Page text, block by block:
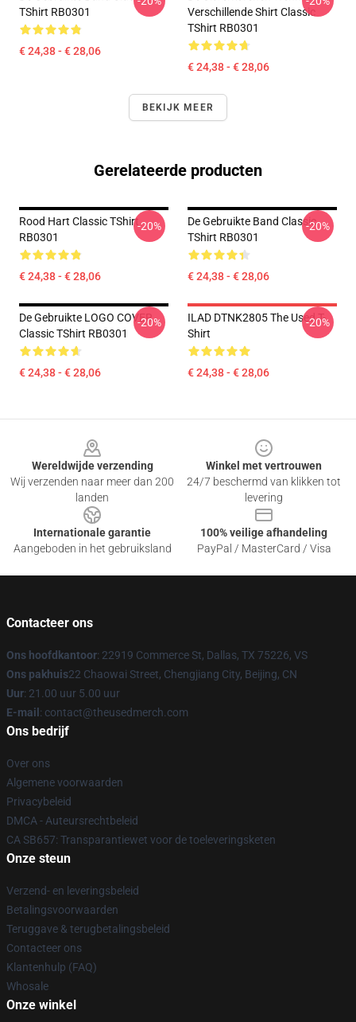
TShirt RB0301
€ 24,38 - € 28,06
Verschillende Shirt Classic
TShirt RB0301
€ 24,38 - € 28,06
BEKIJK MEER
Gerelateerde producten
Rood Hart Classic TShirt
RB0301
€ 24,38 - € 28,06
-20%
De Gebruikte Band Classic
TShirt RB0301
€ 24,38 - € 28,06
-20%
De Gebruikte LOGO COVER
Classic TShirt RB0301
€ 24,38 - € 28,06
-20%
ILAD DTNK2805 The Used T-
Shirt
€ 24,38 - € 28,06
-20%
Wereldwijde verzending
Wij verzenden naar meer dan 200
landen
Winkel met vertrouwen
24/7 beschermd van klikken tot
levering
Internationale garantie
Aangeboden in het gebruiksland
100% veilige afhandeling
PayPal / MasterCard / Visa
Contacteer ons
Ons hoofdkantoor: 22919 Commerce St, Dallas, TX 75226, VS
Ons pakhuis22 Chaowai Street, Chengjiang City, Beijing, CN
Uur: 21.00 uur 5.00 uur
E-mail : contact@theusedmerch.com
Ons bedrijf
Over ons
Algemene voorwaarden
Privacybeleid
DMCA - Auteursrechtbeleid
CA SB657: Transparantiewet voor de toeleveringsketen
Onze steun
Verzend- en leveringsbeleid
Betalingsvoorwaarden
Teruggave & terugbetalingsbeleid
Contacteer ons
Klantenhulp (FAQ)
Whosale
Onze winkel